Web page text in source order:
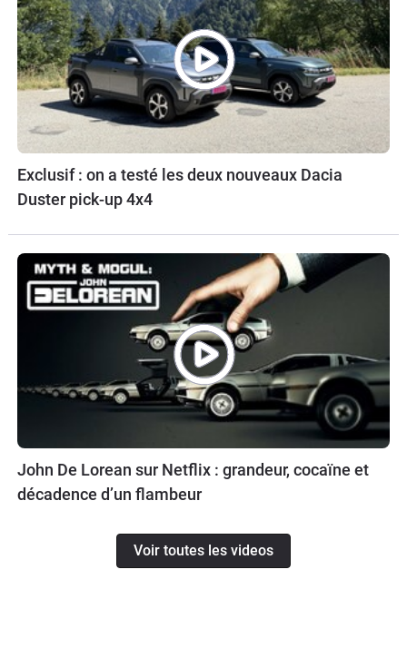
Exclusif : on a testé les deux nouveaux Dacia
Duster pick-up 4x4
John De Lorean sur Netflix : grandeur, cocaïne et
décadence d’un flambeur
Voir toutes les videos